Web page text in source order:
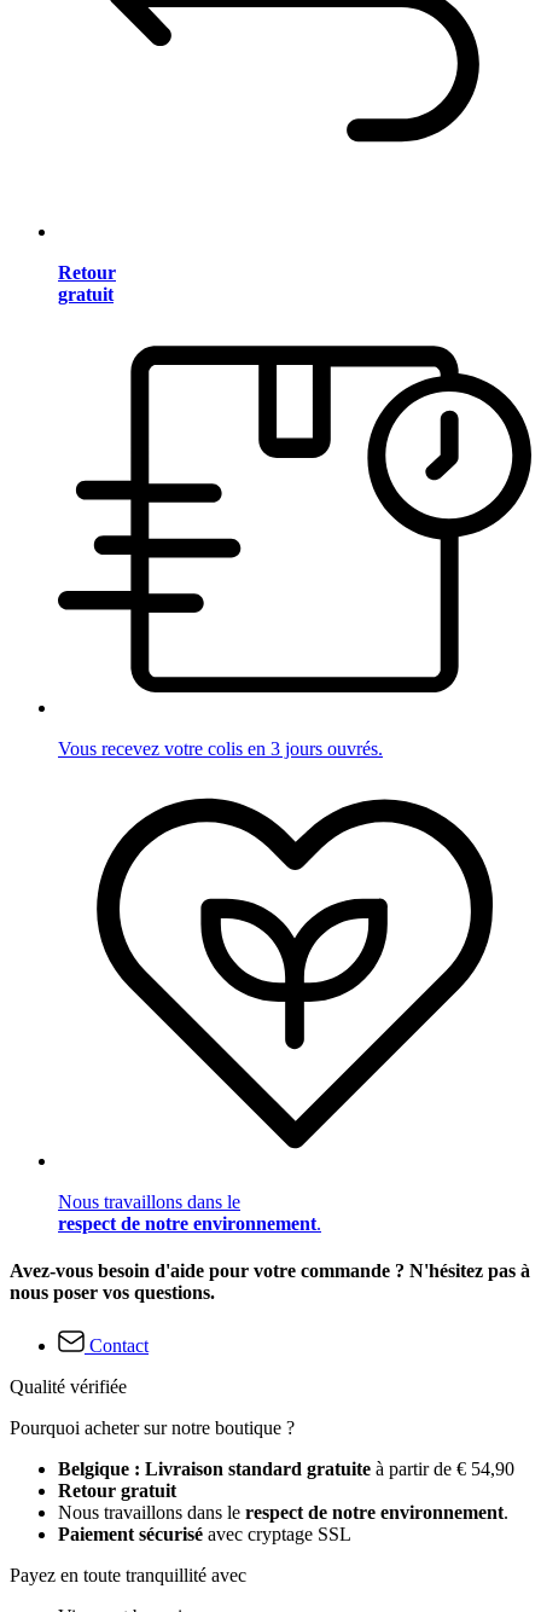
Retour
gratuit
Vous recevez votre colis en 3 jours ouvrés.
Nous travaillons dans le
respect de notre environnement.
Avez-vous besoin d'aide pour votre commande ? N'hésitez pas à
nous poser vos questions.
Contact
Qualité vérifiée
Pourquoi acheter sur notre boutique ?
Belgique : Livraison standard gratuite à partir de € 54,90
Retour gratuit
Nous travaillons dans le respect de notre environnement.
Paiement sécurisé avec cryptage SSL
Payez en toute tranquillité avec